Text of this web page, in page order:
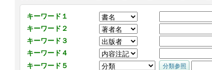
キーワード１
キーワード２
キーワード３
キーワード４
キーワード５